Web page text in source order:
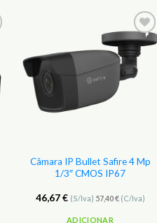
Adicionar
aos
Favoritos
Câmara IP Bullet Safire 4 Mp
1/3″ CMOS IP67
46,67€ (S/Iva) 57,40€(C/Iva)
ADICIONAR